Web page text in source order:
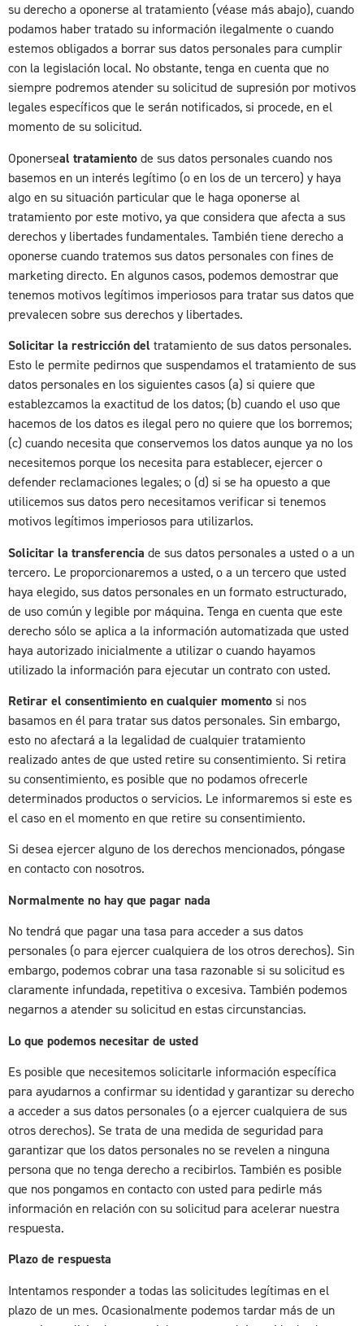
su derecho a oponerse al tratamiento (véase más abajo), cuando
podamos haber tratado su información ilegalmente o cuando
estemos obligados a borrar sus datos personales para cumplir
con la legislación local. No obstante, tenga en cuenta que no
siempre podremos atender su solicitud de supresión por motivos
legales específicos que le serán notificados, si procede, en el
momento de su solicitud.
Oponerseal tratamientode sus datos personales cuando nos
basemos en un interés legítimo (o en los de un tercero) y haya
algo en su situación particular que le haga oponerse al
tratamiento por este motivo, ya que considera que afecta a sus
derechos y libertades fundamentales. También tiene derecho a
oponerse cuando tratemos sus datos personales con fines de
marketing directo. En algunos casos, podemos demostrar que
tenemos motivos legítimos imperiosos para tratar sus datos que
prevalecen sobre sus derechos y libertades.
Solicitar la restricción del tratamiento de sus datos personales.
Esto le permite pedirnos que suspendamos el tratamiento de sus
datos personales en los siguientes casos (a) si quiere que
establezcamos la exactitud de los datos; (b) cuando el uso que
hacemos de los datos es ilegal pero no quiere que los borremos;
(c) cuando necesita que conservemos los datos aunque ya no los
necesitemos porque los necesita para establecer, ejercer o
defender reclamaciones legales; o (d) si se ha opuesto a que
utilicemos sus datos pero necesitamos verificar si tenemos
motivos legítimos imperiosos para utilizarlos.
Solicitar la transferencia de sus datos personales a usted o a un
tercero. Le proporcionaremos a usted, o a un tercero que usted
haya elegido, sus datos personales en un formato estructurado,
de uso común y legible por máquina. Tenga en cuenta que este
derecho sólo se aplica a la información automatizada que usted
haya autorizado inicialmente a utilizar o cuando hayamos
utilizado la información para ejecutar un contrato con usted.
Retirar el consentimiento en cualquier momentosi nos
basamos en él para tratar sus datos personales. Sin embargo,
esto no afectará a la legalidad de cualquier tratamiento
realizado antes de que usted retire su consentimiento. Si retira
su consentimiento, es posible que no podamos ofrecerle
determinados productos o servicios. Le informaremos si este es
el caso en el momento en que retire su consentimiento.
Si desea ejercer alguno de los derechos mencionados, póngase
en contacto con nosotros.
Normalmente no hay que pagar nada
No tendrá que pagar una tasa para acceder a sus datos
personales (o para ejercer cualquiera de los otros derechos). Sin
embargo, podemos cobrar una tasa razonable si su solicitud es
claramente infundada, repetitiva o excesiva. También podemos
negarnos a atender su solicitud en estas circunstancias.
Lo que podemos necesitar de usted
Es posible que necesitemos solicitarle información específica
para ayudarnos a confirmar su identidad y garantizar su derecho
a acceder a sus datos personales (o a ejercer cualquiera de sus
otros derechos). Se trata de una medida de seguridad para
garantizar que los datos personales no se revelen a ninguna
persona que no tenga derecho a recibirlos. También es posible
que nos pongamos en contacto con usted para pedirle más
información en relación con su solicitud para acelerar nuestra
respuesta.
Plazo de respuesta
Intentamos responder a todas las solicitudes legítimas en el
plazo de un mes. Ocasionalmente podemos tardar más de un